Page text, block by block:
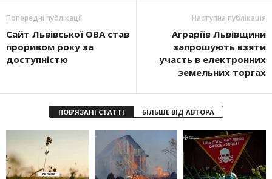
Попередні публікації
Сайт Львівської ОВА став
проривом року за
доступністю
Наступна публікація
Аграріїв Львівщини
запрошують взяти
участь в електронних
земельних торгах
ПОВ'ЯЗАНІ СТАТТІ БІЛЬШЕ ВІД АВТОРА